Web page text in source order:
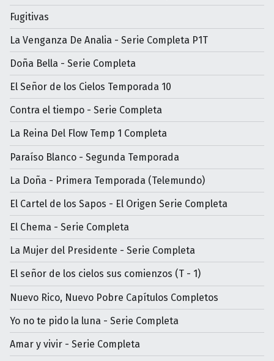
Fugitivas
La Venganza De Analia - Serie Completa P1T
Doña Bella - Serie Completa
El Señor de los Cielos Temporada 10
Contra el tiempo - Serie Completa
La Reina Del Flow Temp 1 Completa
Paraíso Blanco - Segunda Temporada
La Doña - Primera Temporada (Telemundo)
El Cartel de los Sapos - El Origen Serie Completa
El Chema - Serie Completa
La Mujer del Presidente - Serie Completa
El señor de los cielos sus comienzos (T - 1)
Nuevo Rico, Nuevo Pobre Capítulos Completos
Yo no te pido la luna - Serie Completa
Amar y vivir - Serie Completa